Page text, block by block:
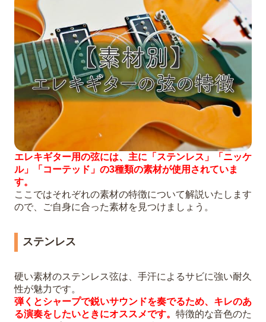
エレキギター用の弦には、主に「ステンレス」「ニッケ
ル」「コーテッド」の3種類の素材が使用されていま
す。
ここではそれぞれの素材の特徴について解説いたします
ので、ご自身に合った素材を見つけましょう。
ステンレス
硬い素材のステンレス弦は、手汗によるサビに強い耐久
性が魅力です。
弾くとシャープで鋭いサウンドを奏でるため、キレのあ
る演奏をしたいときにオススメです。 特徴的な音色のた